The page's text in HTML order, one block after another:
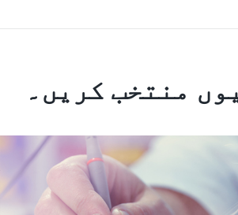
منتخب کریں۔